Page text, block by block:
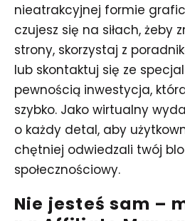
nieatrakcyjnej formie
czujesz się na siłach, żeby
strony, skorzystaj z
lub skontaktuj się ze
pewnością inwestycja,
szybko. Jako wirtualny
o każdy detal, aby
chętniej odwiedzali twój
społecznościowy.
Nie jesteś sam –